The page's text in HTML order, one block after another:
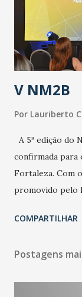
contaminação
secretário.
contaminação
população e ao
estratificação do
V NM2B
Por Lauriberto
A 5ª edição do
confirmada para
Fortaleza. Com
promovido pelo
e lideranças do
de negócios do
LinkedIn, VISA,
COMPARTILHAR
Postagens